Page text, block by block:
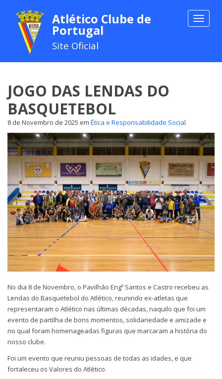
Toggle
Atlético Clube de
Portugal
Site Oficial
JOGO DAS LENDAS DO
BASQUETEBOL
8 de Novembro de 2025 em Ética e Responsabilidade Social
No dia 8 de Novembro, o Pavilhão Engº Santos e Castro recebeu as
Lendas do Basquetebol do Atlético, reunindo ex-atletas que
representaram o Atlético nas últimas décadas, naquilo que foi um
evento de partilha de bons momentos, solidariedade e amizade e
no qual foram homenageadas figuras que marcaram a história do
nosso clube.
Foi um evento que reuniu pessoas de todas as idades, e que
fortaleceu os Valores do Atlético.